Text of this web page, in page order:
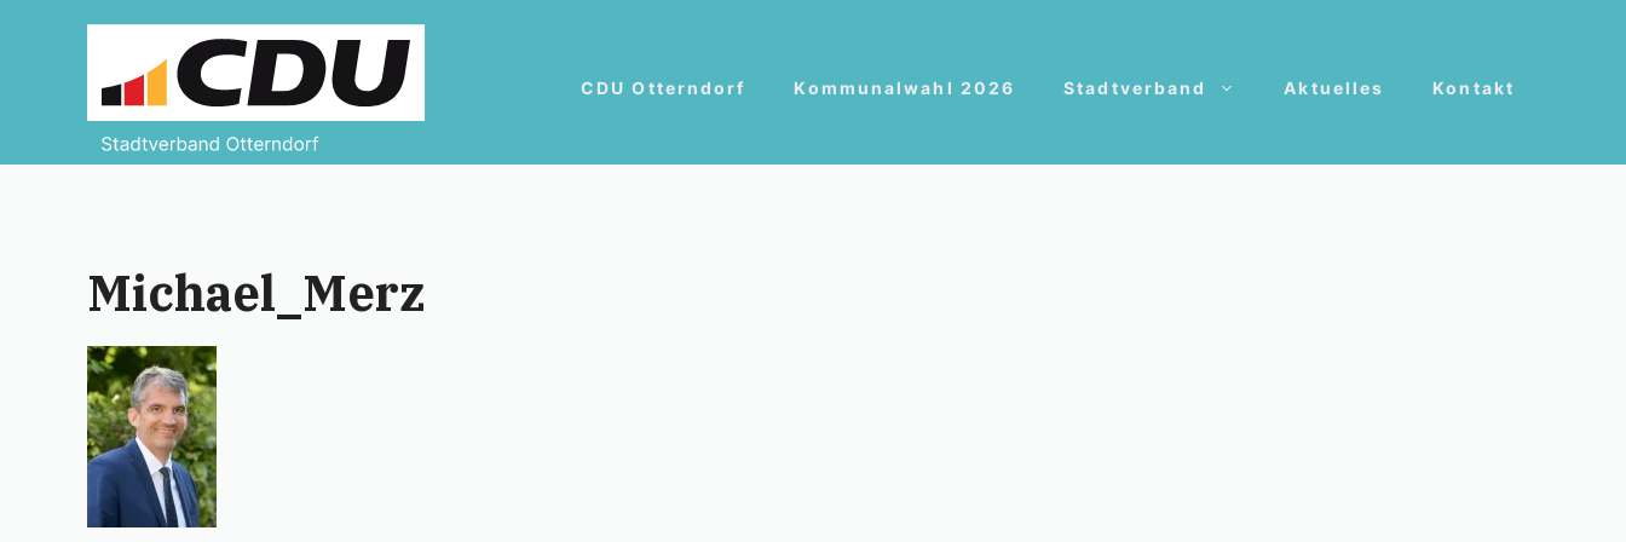
CDU Otterndorf Kommunalwahl 2026 Stadtverband Aktuelles Kontakt
Michael_Merz